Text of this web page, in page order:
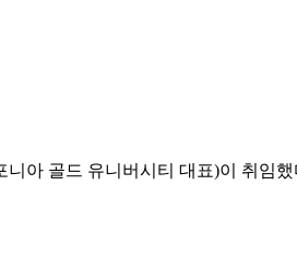
아 골드 유니버시티 대표)이 취임